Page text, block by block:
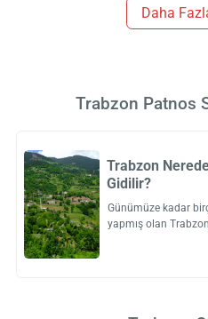
Daha
Trabzon Patnos
Trabzon
Gidilir?
Günümüze kadar
yapmış olan